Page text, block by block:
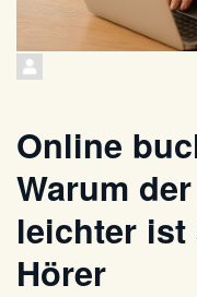
Online
Warum
leichter ist
Hörer